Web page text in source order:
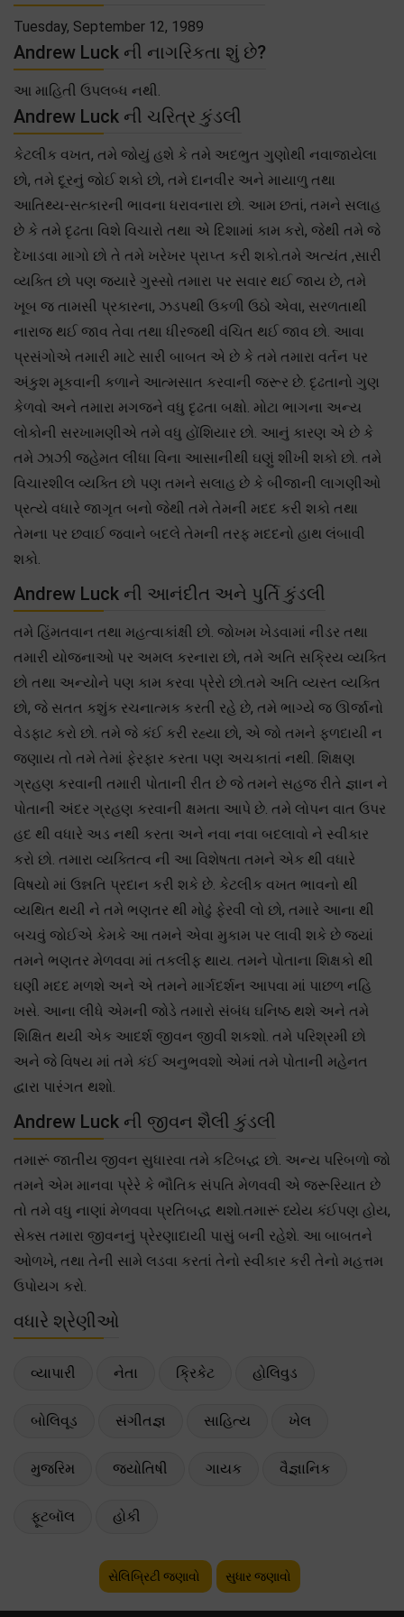
Tuesday, September 12, 1989
Andrew Luck ની નાગરિકતા શું છે?
આ માહિતી ઉપલબ્ધ નથી.
Andrew Luck ની ચરિત્ર કુંડલી
કેટલીક વખત, તમે જોયું હશે કે તમે અદભુત ગુણોથી નવાજાયેલા
છો, તમે દૂરનું જોઈ શકો છો, તમે દાનવીર અને માયાળુ તથા
આતિથ્ય-સત્કારની ભાવના ધરાવનારા છો. આમ છતાં, તમને સલાહ
છે કે તમે દૃઢતા વિશે વિચારો તથા એ દિશામાં કામ કરો, જેથી તમે જે
દેખાડવા માગો છો તે તમે ખરેખર પ્રાપ્ત કરી શકો.તમે અત્યંત ,સારી
વ્યક્તિ છો પણ જ્યારે ગુસ્સો તમારા પર સવાર થઈ જાય છે, તમે
ખૂબ જ તામસી પ્રકારના, ઝડપથી ઉકળી ઉઠો એવા, સરળતાથી
નારાજ થઈ જાવ તેવા તથા ધીરજથી વંચિત થઈ જાવ છો. આવા
પ્રસંગોએ તમારી માટે સારી બાબત એ છે કે તમે તમારા વર્તન પર
અંકુશ મૂકવાની કળાને આત્મસાત કરવાની જરૂર છે. દૃઢતાનો ગુણ
કેળવો અને તમારા મગજને વધુ દૃઢતા બક્ષો. મોટા ભાગના અન્ય
લોકોની સરખામણીએ તમે વધુ હોંશિયાર છો. આનું કારણ એ છે કે
તમે ઝાઝી જહેમત લીધા વિના આસાનીથી ઘણું શીખી શકો છો. તમે
વિચારશીલ વ્યક્તિ છો પણ તમને સલાહ છે કે બીજાની લાગણીઓ
પ્રત્યે વધારે જાગૃત બનો જેથી તમે તેમની મદદ કરી શકો તથા
તેમના પર છવાઈ જવાને બદલે તેમની તરફ મદદનો હાથ લંબાવી
શકો.
Andrew Luck ની આનંદીત અને પુર્તિ કુંડલી
તમે હિંમતવાન તથા મહત્વાકાંક્ષી છો. જોખમ ખેડવામાં નીડર તથા
તમારી યોજનાઓ પર અમલ કરનારા છો, તમે અતિ સક્રિય વ્યક્તિ
છો તથા અન્યોને પણ કામ કરવા પ્રેરો છો.તમે અતિ વ્યસ્ત વ્યક્તિ
છો, જે સતત કશુંક રચનાત્મક કરતી રહે છે, તમે ભાગ્યે જ ઊર્જાનો
વેડફાટ કરો છો. તમે જે કંઈ કરી રહ્યા છો, એ જો તમને ફળદાયી ન
જણાય તો તમે તેમાં ફેરફાર કરતા પણ અચકાતાં નથી. શિક્ષણ
ગ્રહણ કરવાની તમારી પોતાની રીત છે જે તમને સહજ રીતે જ્ઞાન ને
પોતાની અંદર ગ્રહણ કરવાની ક્ષમતા આપે છે. તમે લોપન વાત ઉપર
હદ થી વધારે અડ નથી કરતા અને નવા નવા બદલાવો ને સ્વીકાર
કરો છો. તમારા વ્યક્તિત્વ ની આ વિશેષતા તમને એક થી વધારે
વિષયો માં ઉન્નતિ પ્રદાન કરી શકે છે. કેટલીક વખત ભાવનો થી
વ્યથિત થયી ને તમે ભણતર થી મોઢું ફેરવી લો છો, તમારે આના થી
બચવું જોઈએ કેમકે આ તમને એવા મુકામ પર લાવી શકે છે જ્યાં
તમને ભણતર મેળવવા માં તકલીફ થાય. તમને પોતાના શિક્ષકો થી
ઘણી મદદ મળશે અને એ તમને માર્ગદર્શન આપવા માં પાછળ નહિ
ખસે. આના લીધે એમની જોડે તમારો સંબંધ ઘનિષ્ઠ થશે અને તમે
શિક્ષિત થયી એક આદર્શ જીવન જીવી શકશો. તમે પરિશ્રમી છો
અને જે વિષય માં તમે કંઈ અનુભવશો એમાં તમે પોતાની મહેનત
દ્વારા પારંગત થશો.
Andrew Luck ની જીવન શૈલી કુંડલી
તમારૂં જાતીય જીવન સુધારવા તમે કટિબદ્ધ છો. અન્ય પરિબળો જો
તમને એમ માનવા પ્રેરે કે ભૌતિક સંપતિ મેળવવી એ જરૂરિયાત છે
તો તમે વધુ નાણાં મેળવવા પ્રતિબદ્ધ થશો.તમારૂં ધ્યેય કંઈપણ હોય,
સેક્સ તમારા જીવનનું પ્રેરણાદાયી પાસું બની રહેશે. આ બાબતને
ઓળખે, તથા તેની સામે લડવા કરતાં તેનો સ્વીકાર કરી તેનો મહત્તમ
ઉપોયગ કરો.
વધારે શ્રેણીઓ
વ્યાપારી નેતા ક્રિકેટ હોલિવુડ
બોલિવૂડ સંગીતજ્ઞ સાહિત્ય ખેલ
મુજરિમ જ્યોતિષી ગાયક વૈજ્ઞાનિક
ફૂટબૉલ હોકી
સેલિબ્રિટી જણાવો સુધાર જણાવો